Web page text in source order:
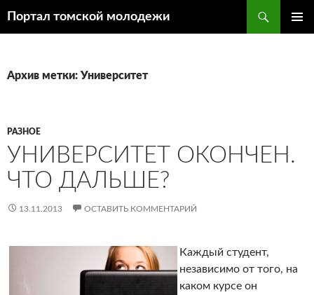
Портал томской молодежи
Архив метки: Университет
РАЗНОЕ
УНИВЕРСИТЕТ ОКОНЧЕН.
ЧТО ДАЛЬШЕ?
13.11.2013 ОСТАВИТЬ КОММЕНТАРИЙ
Каждый студент,
независимо от того, на
каком курсе он